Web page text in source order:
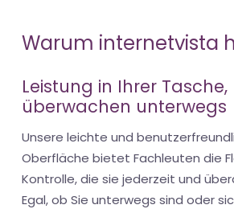
Warum internetvista
Leistung in Ihrer Tasche,
überwachen unterwegs
Unsere leichte und
Oberfläche bietet Fachleuten die
Kontrolle, die sie jederzeit und
Egal, ob Sie unterwegs sind oder